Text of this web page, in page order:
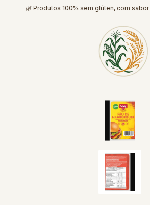
🌿 Produtos 100% sem glúten, com sabor de